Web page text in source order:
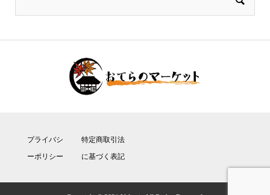
プライバシ
ーポリシー
特定商取引法
に基づく表記